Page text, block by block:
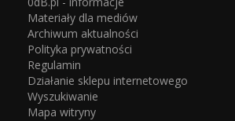
Materiały dla mediów
Archiwum aktualności
Polityka prywatności
Regulamin
Działanie sklepu internetowego
Wyszukiwanie
Mapa witryny